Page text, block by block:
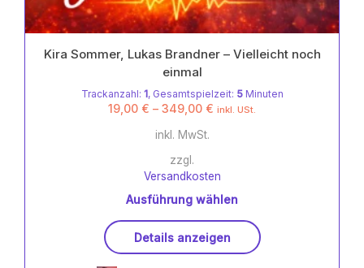
Kira Sommer, Lukas Brandner – Vielleicht noch
einmal
Trackanzahl: 1, Gesamtspielzeit: 5Minuten
19,00 € – 349,00 € inkl. USt.
inkl. MwSt.
zzgl.
Versandkosten
Ausführung wählen
Produkt
Details anzeigen